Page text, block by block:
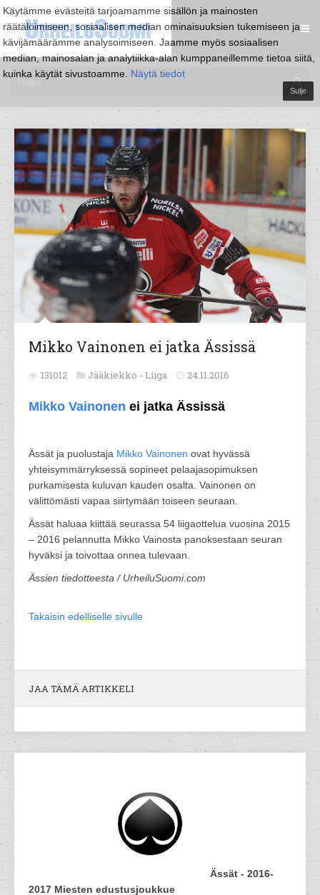
Käytämme evästeitä tarjoamamme sisällön ja mainosten
räätälöimiseen, sosiaalisen median ominaisuuksien tukemiseen ja
kävijämäärämme analysoimiseen. Jaamme myös sosiaalisen
median, mainosalan ja analytiikka-alan kumppaneillemme tietoa siitä,
kuinka käytät sivustoamme. Näytä tiedot
Sulje
Mikko Vainonen ei jatka Ässissä
131012 Jääkiekko - Liiga 24.11.2016
Mikko Vainonen ei jatka Ässissä
Ässät ja puolustaja Mikko Vainonen ovat hyvässä
yhteisymmärryksessä sopineet pelaajasopimuksen
purkamisesta kuluvan kauden osalta. Vainonen on
välittömästi vapaa siirtymään toiseen seuraan.
Ässät haluaa kiittää seurassa 54 liigaottelua vuosina 2015
– 2016 pelannutta Mikko Vainosta panoksestaan seuran
hyväksi ja toivottaa onnea tulevaan.
Ässien tiedotteesta / UrheiluSuomi.com
Takaisin edelliselle sivulle
JAA TÄMÄ ARTIKKELI
Ässät - 2016-
2017 Miesten edustusjoukkue